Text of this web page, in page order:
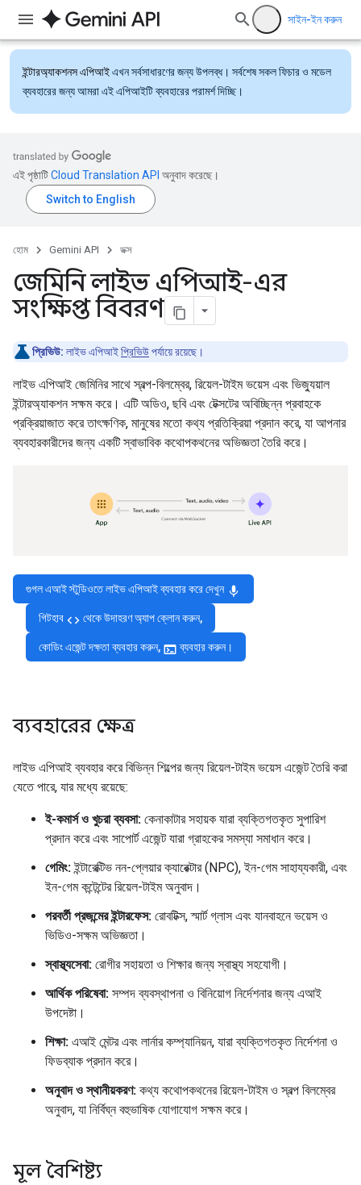
সাইন-ইন করুন
ইন্টারঅ্যাকশনস এপিআইএখন সর্বসাধারণের জন্য উপলব্ধ। সর্বশেষ সকল ফিচার ও মডেল
ব্যবহারের জন্য আমরা এই এপিআইটি ব্যবহারের পরামর্শ দিচ্ছি।
এই পৃষ্ঠাটিCloud Translation API অনুবাদ করেছে।
হোম Gemini API ডক্স
জেমিনি লাইভ এপিআই-এর
সংক্ষিপ্ত বিবরণ
প্রিভিউ: লাইভ এপিআইপ্রিভিউপর্যায়ে রয়েছে।
লাইভ এপিআই জেমিনির সাথে স্বল্প-বিলম্বের, রিয়েল-টাইম ভয়েস এবং ভিজ্যুয়াল
ইন্টারঅ্যাকশন সক্ষম করে। এটি অডিও, ছবি এবং টেক্সটের অবিচ্ছিন্ন প্রবাহকে
প্রক্রিয়াজাত করে তাৎক্ষণিক, মানুষের মতো কথ্য প্রতিক্রিয়া প্রদান করে, যা আপনার
ব্যবহারকারীদের জন্য একটি স্বাভাবিক কথোপকথনের অভিজ্ঞতা তৈরি করে।
গুগল এআই স্টুডিওতে লাইভ এপিআই ব্যবহার করে দেখুন mic
গিটহাব code থেকে উদাহরণ অ্যাপ ক্লোন করুন,
কোডিং এজেন্ট দক্ষতা ব্যবহার করুন, terminalব্যবহার করুন।
ব্যবহারের ক্ষেত্র
লাইভ এপিআই ব্যবহার করে বিভিন্ন শিল্পের জন্য রিয়েল-টাইম ভয়েস এজেন্ট তৈরি করা
যেতে পারে, যার মধ্যে রয়েছে:
ই-কমার্স ও খুচরা ব্যবসা: কেনাকাটার সহায়ক যারা ব্যক্তিগতকৃত সুপারিশ
প্রদান করে এবং সাপোর্ট এজেন্ট যারা গ্রাহকের সমস্যা সমাধান করে।
গেমিং:ইন্টারেক্টিভ নন-প্লেয়ার ক্যারেক্টার (NPC), ইন-গেম সাহায্যকারী, এবং
ইন-গেম কন্টেন্টের রিয়েল-টাইম অনুবাদ।
পরবর্তী প্রজন্মের ইন্টারফেস: রোবটিক্স, স্মার্ট গ্লাস এবং যানবাহনে ভয়েস ও
ভিডিও-সক্ষম অভিজ্ঞতা।
স্বাস্থ্যসেবা: রোগীর সহায়তা ও শিক্ষার জন্য স্বাস্থ্য সহযোগী।
আর্থিক পরিষেবা: সম্পদ ব্যবস্থাপনা ও বিনিয়োগ নির্দেশনার জন্য এআই
উপদেষ্টা।
শিক্ষা: এআই মেন্টর এবং লার্নার কম্প্যানিয়ন, যারা ব্যক্তিগতকৃত নির্দেশনা ও
ফিডব্যাক প্রদান করে।
অনুবাদ ও স্থানীয়করণ: কথ্য কথোপকথনের রিয়েল-টাইম ও স্বল্প বিলম্বের
অনুবাদ, যা নির্বিঘ্ন বহুভাষিক যোগাযোগ সক্ষম করে।
মূল বৈশিষ্ট্য